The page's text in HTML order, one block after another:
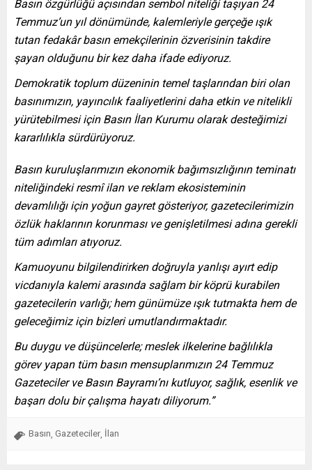
Basın özgürlüğü açısından sembol niteliği taşıyan 24
Temmuz’un yıl dönümünde, kalemleriyle gerçeğe ışık
tutan fedakâr basın emekçilerinin özverisinin takdire
şayan olduğunu bir kez daha ifade ediyoruz.
Demokratik toplum düzeninin temel taşlarından biri olan
basınımızın, yayıncılık faaliyetlerini daha etkin ve nitelikli
yürütebilmesi için Basın İlan Kurumu olarak desteğimizi
kararlılıkla sürdürüyoruz.
Basın kuruluşlarımızın ekonomik bağımsızlığının teminatı
niteliğindeki resmî ilan ve reklam ekosisteminin
devamlılığı için yoğun gayret gösteriyor, gazetecilerimizin
özlük haklarının korunması ve genişletilmesi adına gerekli
tüm adımları atıyoruz.
Kamuoyunu bilgilendirirken doğruyla yanlışı ayırt edip
vicdanıyla kalemi arasında sağlam bir köprü kurabilen
gazetecilerin varlığı; hem günümüze ışık tutmakta hem de
geleceğimiz için bizleri umutlandırmaktadır.
Bu duygu ve düşüncelerle; meslek ilkelerine bağlılıkla
görev yapan tüm basın mensuplarımızın 24 Temmuz
Gazeteciler ve Basın Bayramı’nı kutluyor, sağlık, esenlik ve
başarı dolu bir çalışma hayatı diliyorum.”
Basın Gazeteciler İlan